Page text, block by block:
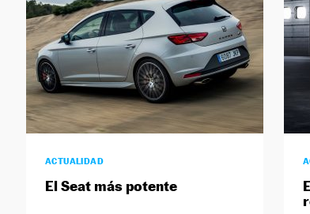
ACTUALIDAD
El Seat más potente